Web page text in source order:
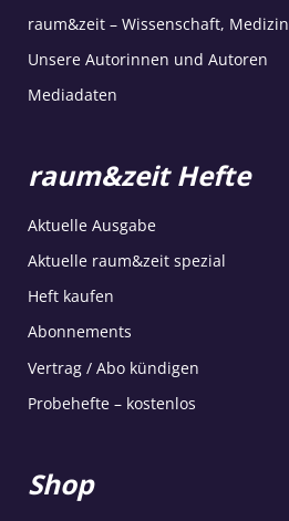
raum&zeit – Wissenschaft,
Unsere Autorinnen und Autoren
Mediadaten
raum&zeit Hefte
Aktuelle Ausgabe
Aktuelle raum&zeit spezial
Heft kaufen
Abonnements
Vertrag / Abo kündigen
Probehefte – kostenlos
Shop